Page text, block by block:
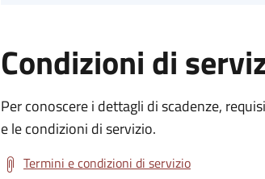
Condizioni di
Per conoscere i dettagli di scadenze,
e le condizioni di servizio.
Termini e condizioni di servizio